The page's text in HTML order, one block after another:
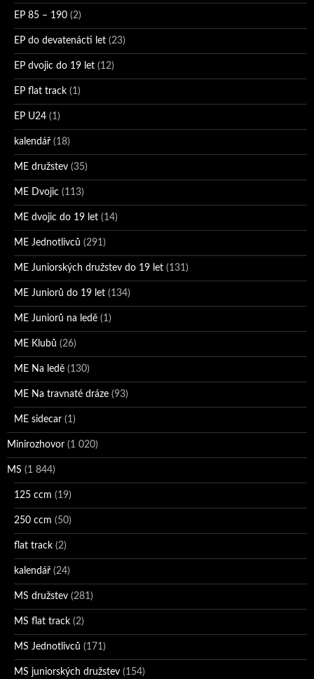
EP 85 – 190 (2)
EP do devatenácti let (23)
EP dvojic do 19 let (12)
EP flat track (1)
EP U24 (1)
kalendář (18)
ME družstev (35)
ME Dvojic (113)
ME dvojic do 19 let (14)
ME Jednotlivců (291)
ME Juniorských družstev do 19 let (131)
ME Juniorů do 19 let (134)
ME Juniorů na ledě (1)
ME Klubů (26)
ME Na ledě (130)
ME Na travnaté dráze (93)
ME sidecar (1)
Minirozhovor (1 020)
MS (1 844)
125 ccm (19)
250 ccm (50)
flat track (2)
kalendář (24)
MS družstev (281)
MS flat track (2)
MS Jednotlivců (171)
MS juniorských družstev (154)